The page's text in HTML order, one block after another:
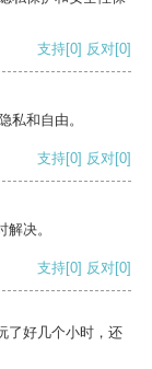
支持[0] 反对[0]
私和自由。
支持[0] 反对[0]
决。
支持[0] 反对[0]
了好几个小时，还